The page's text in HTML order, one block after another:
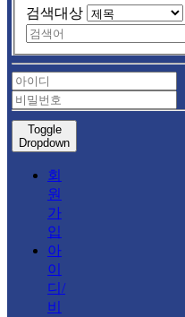
검색대상
Toggle
Dropdown
회
원
가
입
아
이
디/
비